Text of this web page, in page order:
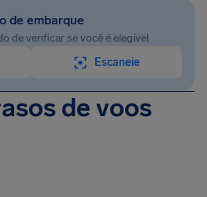
de embarque
de verificar se você é elegível
Escaneie
de voos